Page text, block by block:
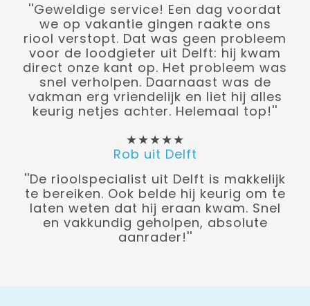
''Geweldige service! Een dag voordat
we op vakantie gingen raakte ons
riool verstopt. Dat was geen probleem
voor de loodgieter uit Delft: hij kwam
direct onze kant op. Het probleem was
snel verholpen. Daarnaast was de
vakman erg vriendelijk en liet hij alles
keurig netjes achter. Helemaal top!''
★★★★★
Rob uit Delft
''De rioolspecialist uit Delft is makkelijk
te bereiken. Ook belde hij keurig om te
laten weten dat hij eraan kwam. Snel
en vakkundig geholpen, absolute
aanrader!''